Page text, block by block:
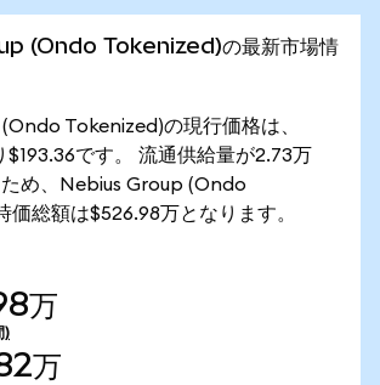
(Ondo Tokenized)の最新市場情
Tokenized)の現行価格は、
$193.36です。 流通供給量が2.73万
め、Nebius Group (Ondo
価総額は$526.98万となります。
万
)
万